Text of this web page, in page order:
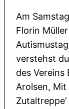
Am
Florin
verstehst
des Vereins
Arolsen, Mit